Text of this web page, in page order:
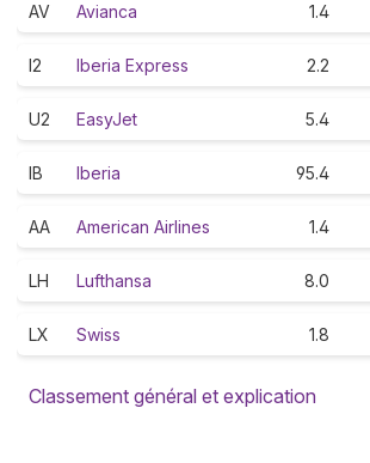
AV Avianca 1.4
I2 Iberia Express 2.2
U2 EasyJet 5.4
IB Iberia 95.4
AA American Airlines 1.4
LH Lufthansa 8.0
LX Swiss 1.8
Classement général et explication